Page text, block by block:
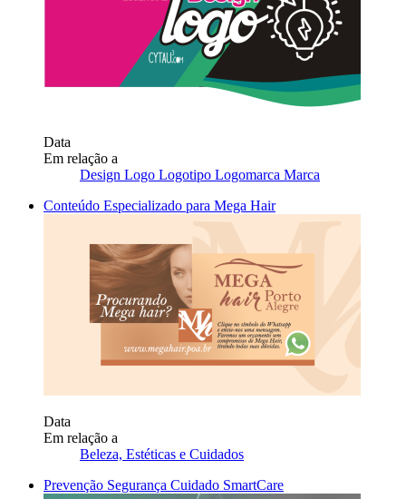
Data
Em relação a
Design Logo Logotipo Logomarca Marca
Conteúdo Especializado para Mega Hair
Data
Em relação a
Beleza, Estéticas e Cuidados
Prevenção Segurança Cuidado SmartCare